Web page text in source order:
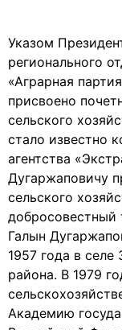
Указом
регионального
«Аграрная
присвоено
сельского
стало известно
агентства
Дугаржаповичу
сельского
Галын
1957 года в селе
района. В 1979
Академию